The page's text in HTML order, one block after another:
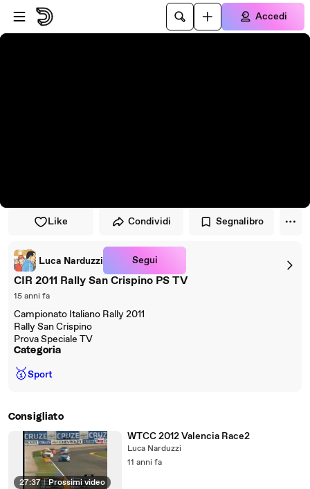
Vai al lettore
Passa al contenuto principale
Accedi
Like Condividi Segnalibro
Luca Narduzzi Segui
CIR 2011 Rally San Crispino PS TV
15 anni fa
Campionato Italiano Rally 2011
Rally San Crispino
Prova Speciale TV
Categoria
🥇Sport
Consigliato
27:37 | Prossimi video
WTCC 2012 Valencia Race2
Luca Narduzzi
11 anni fa